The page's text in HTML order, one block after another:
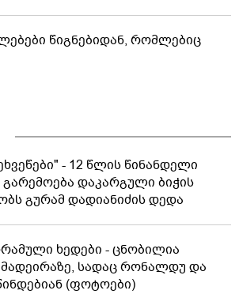
წიგნებიდან, რომლებიც
- 12 წლის წინანდელი
დაკარგული ბიჭის
გურამ დადიანიძის დედა
ხედები - ცნობილია
სადაც რონალდუ და
(ფოტოები)